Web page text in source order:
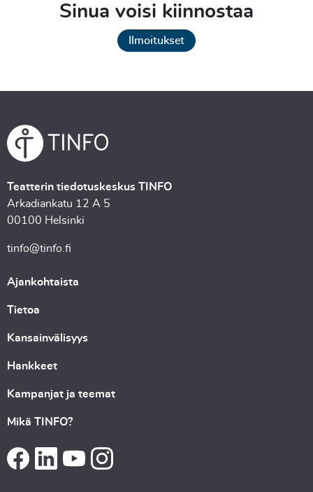
Sinua voisi kiinnostaa
Ilmoitukset
Teatterin tiedotuskeskus TINFO
Arkadiankatu 12 A 5
00100 Helsinki
tinfo@tinfo.fi
Ajankohtaista
Tietoa
Kansainvälisyys
Hankkeet
Kampanjat ja teemat
Mikä TINFO?